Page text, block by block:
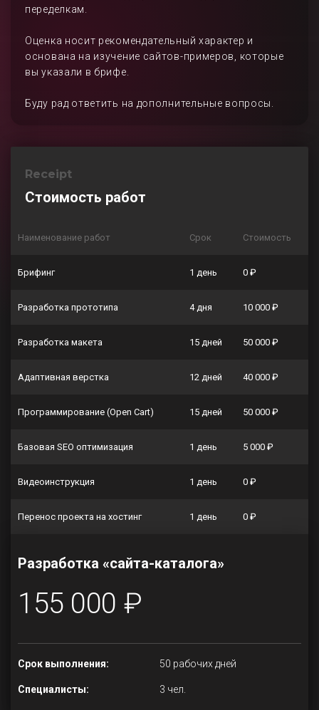
переделкам.
Оценка носит рекомендательный характер и
основана на изучение сайтов-примеров, которые
вы указали в брифе.
Буду рад ответить на дополнительные вопросы.
Receipt
Стоимость работ
Наименование работ Срок Стоимость
Брифинг 1 день 0 ₽
Разработка прототипа 4 дня 10 000 ₽
Разработка макета 15 дней 50 000 ₽
Адаптивная верстка 12 дней 40 000 ₽
Программирование (Open Cart) 15 дней 50 000 ₽
Базовая SEO оптимизация 1 день 5 000 ₽
Видеоинструкция 1 день 0 ₽
Перенос проекта на хостинг 1 день 0 ₽
Разработка «сайта-каталога»
155 000 ₽
Срок выполнения: 50 рабочих дней
Специалисты: 3 чел.